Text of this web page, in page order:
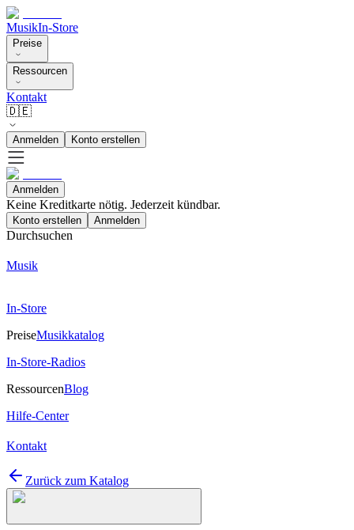
MusikIn-Store
Preise
Ressourcen
Kontakt
🇩🇪
Anmelden Konto erstellen
Anmelden
Keine Kreditkarte nötig. Jederzeit kündbar.
Konto erstellen Anmelden
Durchsuchen
Musik
In-Store
PreiseMusikkatalog
In-Store-Radios
RessourcenBlog
Hilfe-Center
Kontakt
Zurück zum Katalog